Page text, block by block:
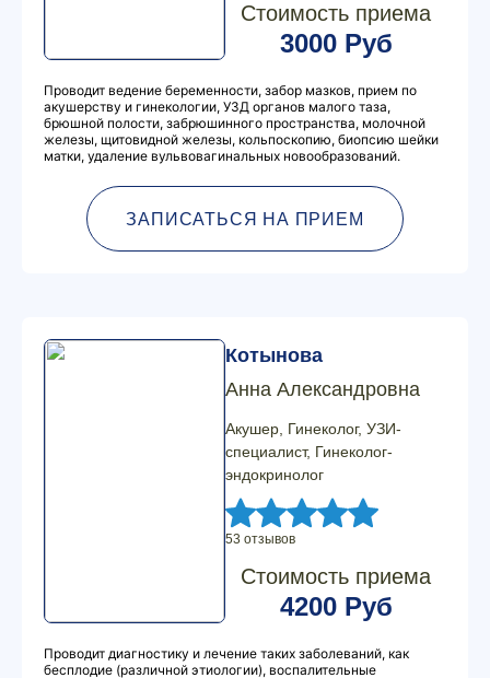
Стоимость приема
3000 Руб
Проводит ведение беременности, забор мазков, прием по
акушерству и гинекологии, УЗД органов малого таза,
брюшной полости, забрюшинного пространства, молочной
железы, щитовидной железы, кольпоскопию, биопсию шейки
матки, удаление вульвовагинальных новообразований.
ЗАПИСАТЬСЯ НА ПРИЕМ
Котынова
Анна Александровна
Акушер, Гинеколог, УЗИ-
специалист, Гинеколог-
эндокринолог
53 отзывов
Стоимость приема
4200 Руб
Проводит диагностику и лечение таких заболеваний, как
бесплодие (различной этиологии), воспалительные